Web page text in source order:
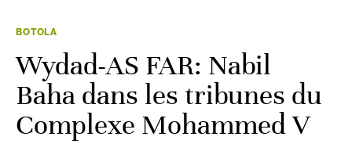
BOTOLA
Wydad-AS FAR: Nabil
Baha dans les tribunes du
Complexe Mohammed V